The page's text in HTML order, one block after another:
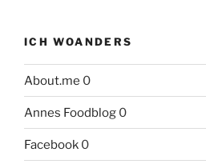
ICH WOANDERS
About.me 0
Annes Foodblog 0
Facebook 0